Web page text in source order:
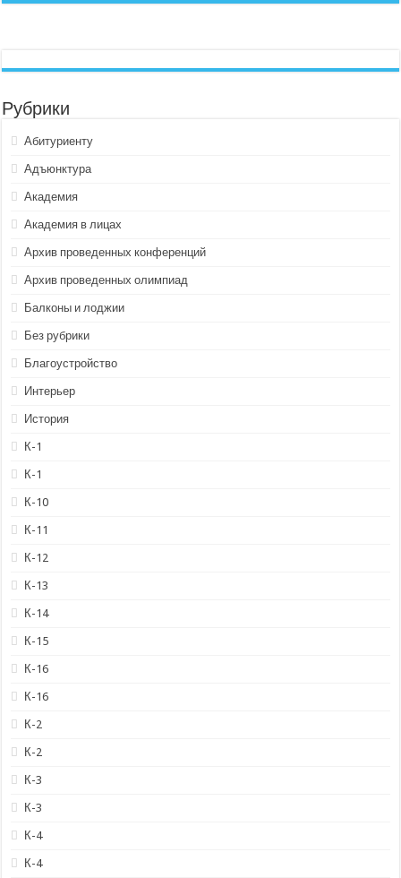
Рубрики
Абитуриенту
Адъюнктура
Академия
Академия в лицах
Архив проведенных конференций
Архив проведенных олимпиад
Балконы и лоджии
Без рубрики
Благоустройство
Интерьер
История
К-1
К-1
К-10
К-11
К-12
К-13
К-14
К-15
К-16
К-16
К-2
К-2
К-3
К-3
К-4
К-4